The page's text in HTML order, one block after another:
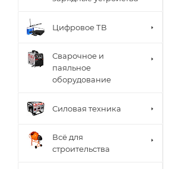
Цифровое ТВ
Сварочное и
паяльное
оборудование
Силовая техника
Всё для
строительства